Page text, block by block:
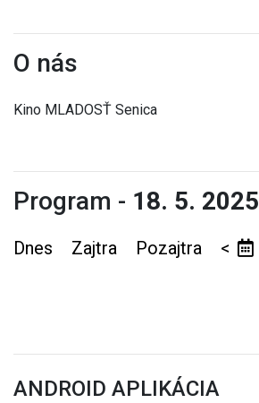
O nás
Kino MLADOSŤ Senica
Program - 18. 5. 2025
Dnes Zajtra Pozajtra <
ANDROID APLIKÁCIA